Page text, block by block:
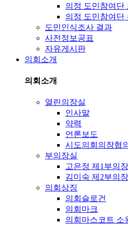
의정 도민참여단
의정 도민참여단
도민인식조사 결과
사전정보공표
자유게시판
의회소개
의회소개
열린의장실
인사말
약력
언론보도
시도의회의장협
부의장실
고은정 제1부의장
김미숙 제2부의장
의회상징
의회슬로건
의회마크
의회마스코트 소